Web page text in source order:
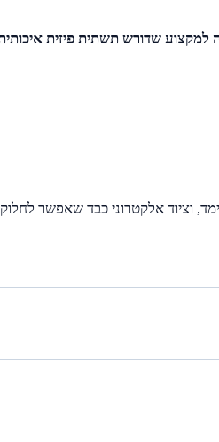
למקצוע שדורש תשתית פיזית
וציוד אלקטרוני כבד שאפשר